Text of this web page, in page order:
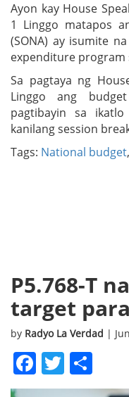
Ayon kay House
1 Linggo matapos
(SONA) ay isumite
expenditure program
Sa pagtaya ng
Linggo ang
pagtibayin sa
kanilang session
Tags: National budget,
P5.768-T
target
by Radyo La Verdad |
Facebook
Twitter